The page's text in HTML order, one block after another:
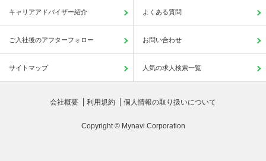
キャリアアドバイザー紹介 よくある質問
ご入社後のアフターフォロー お問い合わせ
サイトマップ 人気の求人検索一覧
会社概要 利用規約 個人情報の取り扱いについて
Copyright © Mynavi Corporation